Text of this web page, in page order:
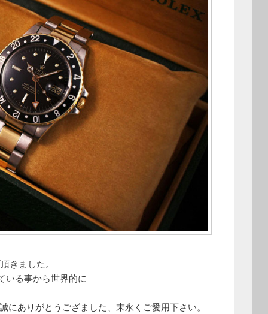
きました。
いる事から世界的に
ありがとうござました、末永くご愛用下さい。